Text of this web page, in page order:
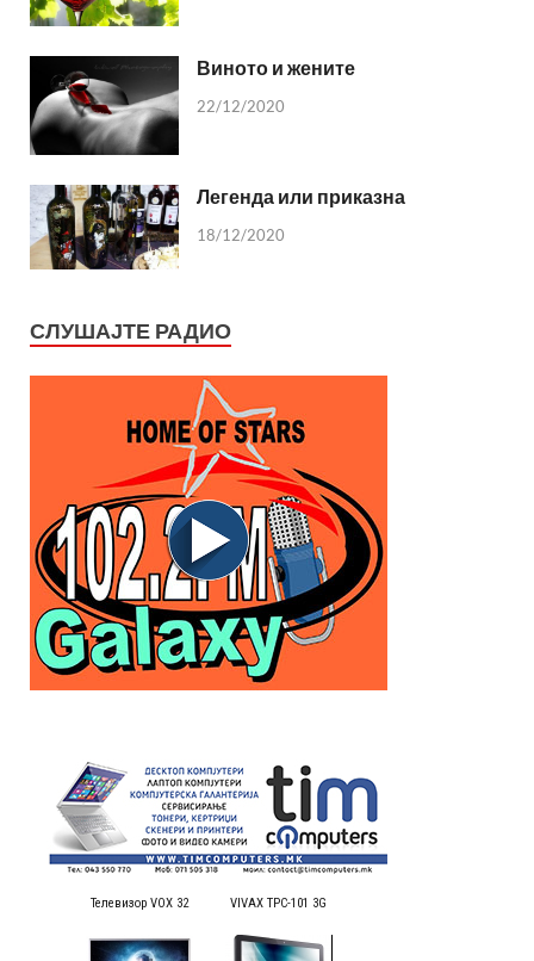
Виното и жените
22/12/2020
Легенда или приказна
18/12/2020
СЛУШАЈТЕ РАДИО